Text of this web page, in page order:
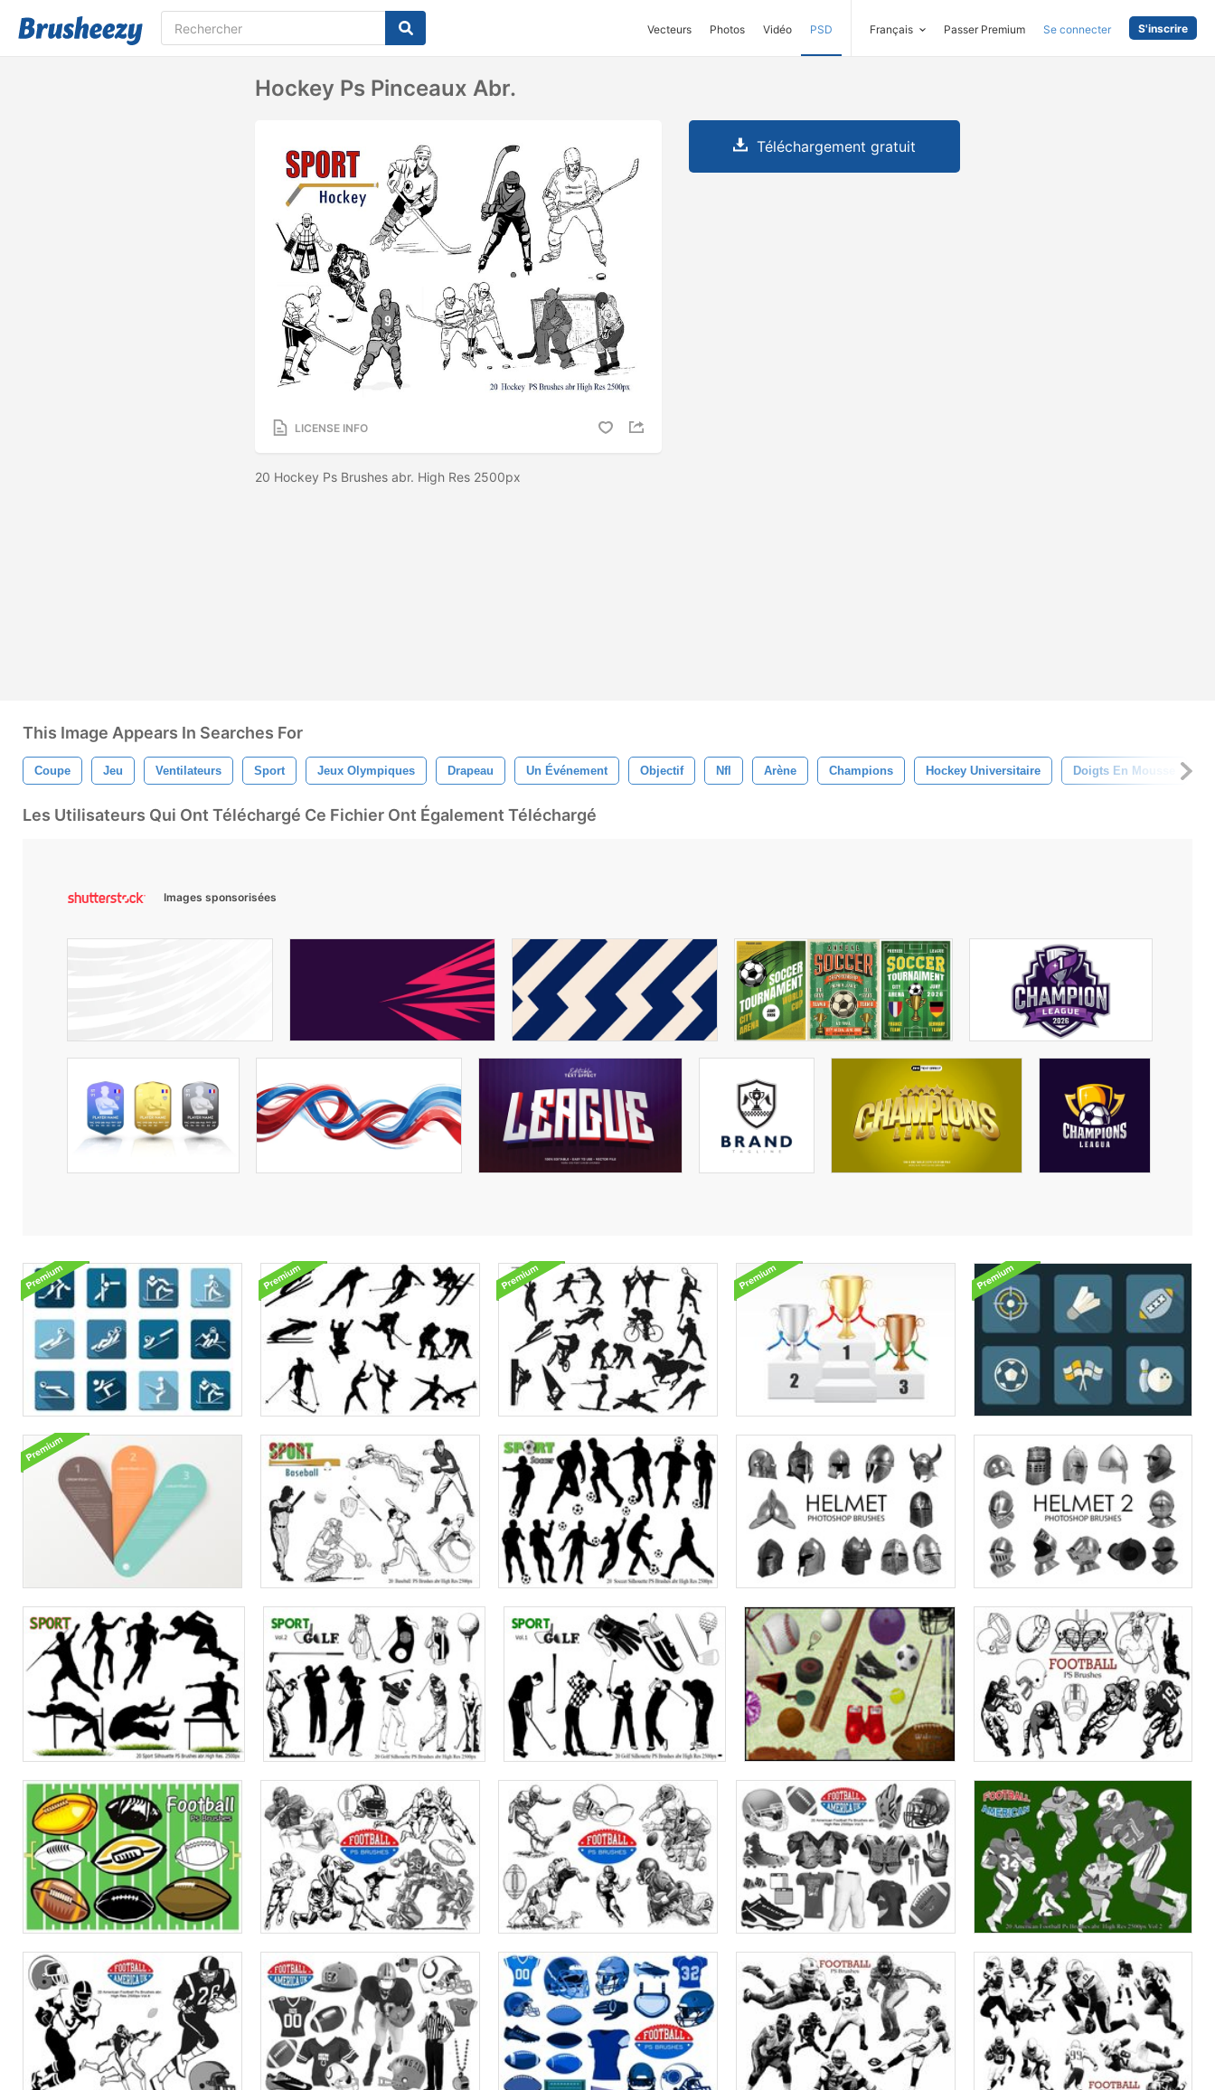
Vecteurs Photos Vidéo PSD Français Passer Premium Se connecter S'inscrire
Hockey Ps Pinceaux Abr.
LICENSE INFO
20 Hockey Ps Brushes abr. High Res 2500px
Téléchargement gratuit
This Image Appears In Searches For
Coupe Jeu Ventilateurs Sport Jeux Olympiques Drapeau Un Événement Objectif Nfl Arène Champions Hockey Universitaire Doigts En Mousse
Les Utilisateurs Qui Ont Téléchargé Ce Fichier Ont Également Téléchargé
Images sponsorisées